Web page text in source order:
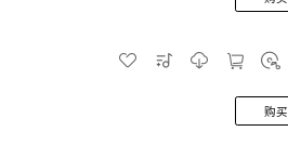
购买